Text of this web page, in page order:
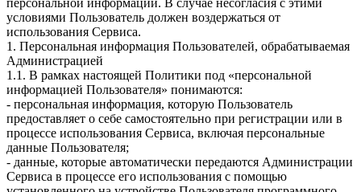
условиями Пользователь должен воздержаться от
использования Сервиса.
1. Персональная информация Пользователей, обрабатываемая
Администрацией
1.1. В рамках настоящей Политики под «персональной
информацией Пользователя» понимаются:
- персональная информация, которую Пользователь
предоставляет о себе самостоятельно при регистрации или в
процессе использования Сервиса, включая персональные
данные Пользователя;
- данные, которые автоматически передаются Администрации
Сервиса в процессе его использования с помощью